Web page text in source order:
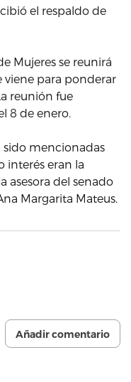
el respaldo de
Mujeres se reunirá
para ponderar
reunión fue
8 de enero.
sido mencionadas
interés eran la
asesora del senado
Margarita Mateus.
Añadir comentario